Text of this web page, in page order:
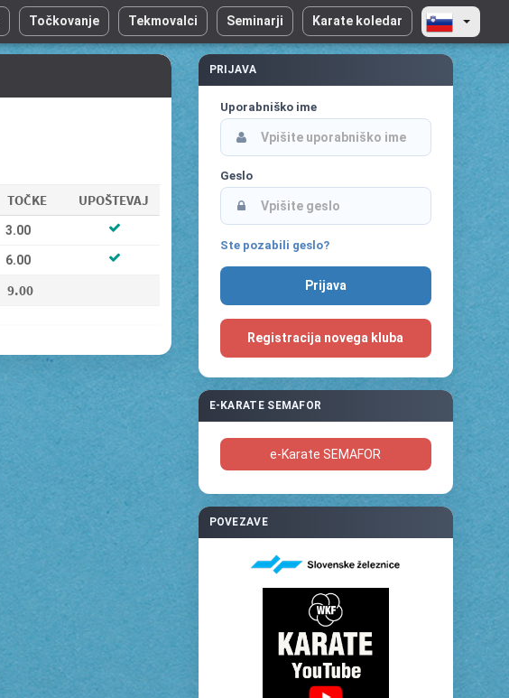
Točkovanje Tekmovalci Seminarji Karate koledar
TOČKE UPOŠTEVAJ
3.00
6.00
9.00
PRIJAVA
Uporabniško ime
Geslo
Ste pozabili geslo?
Registracija novega kluba
E-KARATE SEMAFOR
e-Karate SEMAFOR
POVEZAVE